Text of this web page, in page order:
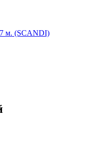
м. (SCANDI)